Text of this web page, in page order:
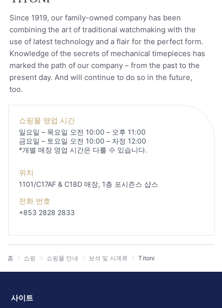
Since 1919, our family-owned company has been
combining the art of traditional watchmaking with the
use of latest technology and a flair for the perfect form.
Knowledge of the secrets of mechanical timepieces has
marked the path of our company – from the past to the
present day. And will continue to do so in the future,
too.
쇼핑몰 영업 시간
일요일 – 목요일 오전 10:00 – 오후 11:00
금요일 – 토요일 오전 10:00 – 자정 12:00
*개별 매장 영업 시간은 다를 수 있습니다.
위치
1101/C17AF & C18D 매장, 1층 포시즌스 샵스
전화 번호
+853 2828 2833
홈 쇼핑 쇼핑몰 안내 보석 및 시계류 Titoni
사이트